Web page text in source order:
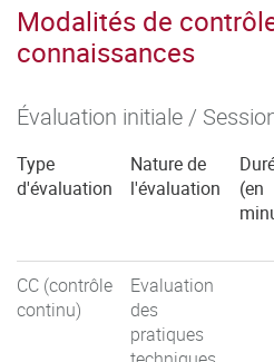
Modalités de
connaissances
Évaluation initiale /
Type
d'évaluation
Nature de
l'évaluation
(en
CC (contrôle
continu)
Evaluation
des
pratiques